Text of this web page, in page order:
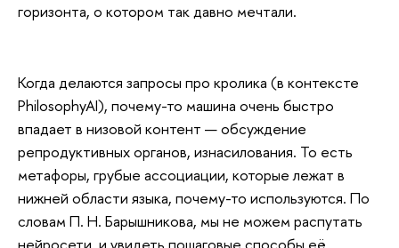
горизонта, о котором так давно мечтали.
Когда делаются запросы про кролика (в контексте
PhilosophyAI), почему-то машина очень быстро
впадает в низовой контент — обсуждение
репродуктивных органов, изнасилования. То есть
метафоры, грубые ассоциации, которые лежат в
нижней области языка, почему-то используются. По
словам П. Н. Барышникова, мы не можем распутать
нейросети и увидеть пошаговые способы её